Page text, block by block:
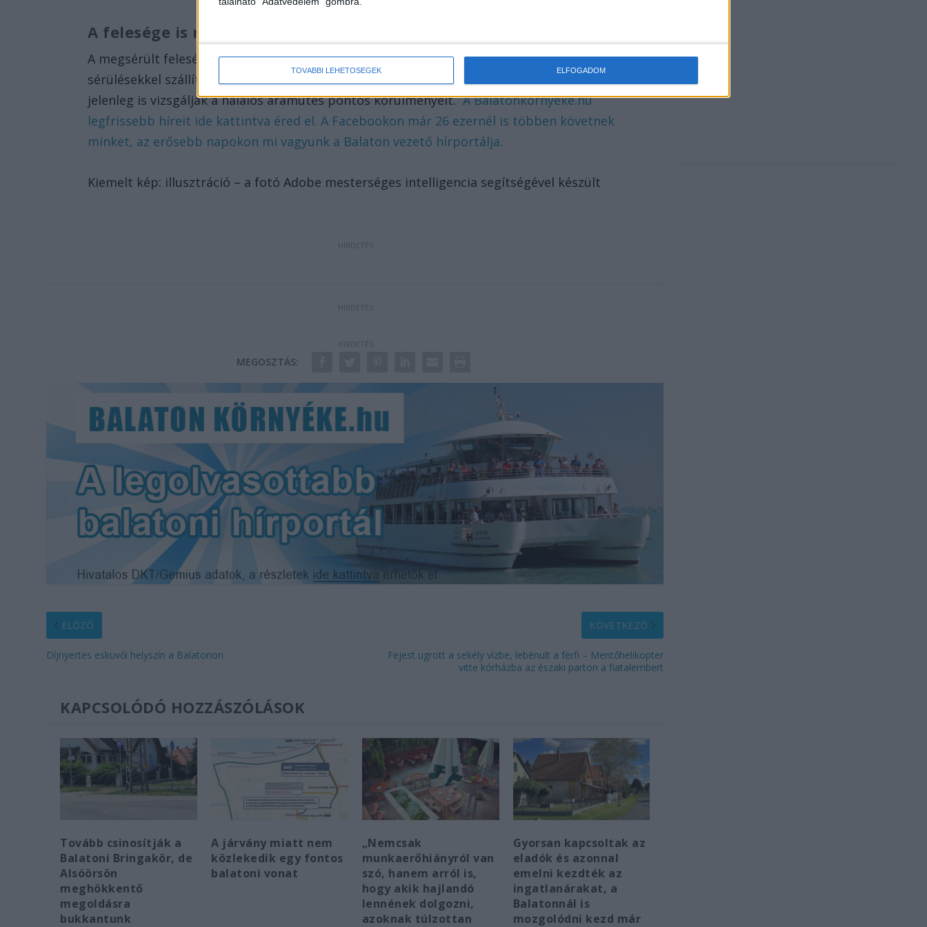
TOVÁBBI LEHETŐSÉGEK ELFOGADOM
A felesége is megégett
A megsérült feleséget a mentők a kezén és a lábán keletkezett súlyos égési
sérülésekkel szállították egy fővárosi kórház speciális égési osztályára. A hatóságok
jelenleg is vizsgálják a halálos áramütés pontos körülményeit.A Balatonkörnyéke.hu
legfrissebb híreit ide kattintva éred el. A Facebookon már 26 ezernél is többen követnek
minket, az erősebb napokon mi vagyunk a Balaton vezető hírportálja.
Kiemelt kép: illusztráció – a fotó Adobe mesterséges intelligencia segítségével készült
MEGOSZTÁS:
ELŐZŐ
Díjnyertes esküvői helyszín a Balatonon
KÖVETKEZŐ
Fejest ugrott a sekély vízbe, lebénult a férfi – Mentőhelikopter
vitte kórházba az északi parton a fiatalembert
KAPCSOLÓDÓ HOZZÁSZÓLÁSOK
Tovább csinosítják a
Balatoni Bringakör, de
Alsóörsön
meghökkentő
megoldásra
bukkantunk
A járvány miatt nem
közlekedik egy fontos
balatoni vonat
„Nemcsak
munkaerőhiányról van
szó, hanem arról is,
hogy akik hajlandó
lennének dolgozni,
azoknak túlzottan
Gyorsan kapcsoltak az
eladók és azonnal
emelni kezdték az
ingatlanárakat, a
Balatonnál is
mozgolódni kezd már